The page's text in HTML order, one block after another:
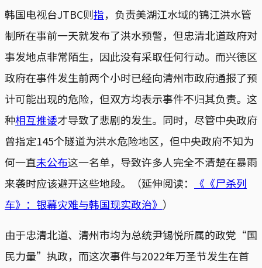
韩国电视台JTBC则指，负责美湖江水域的锦江洪水管
制所在事前一天就发布了洪水预警，但忠清北道政府对
事发地点非常陌生，因此没有采取任何行动。而兴徳区
政府在事件发生前两个小时已经向清州市政府通报了预
计可能出现的危险，但双方均表示事件不归其负责。这
种相互推诿才导致了悲剧的发生。同时，尽管中央政府
曾指定145个隧道为洪水危险地区，但中央政府不知为
何一直未公布这一名单，导致许多人完全不清楚在暴雨
来袭时应该避开这些地段。（延伸阅读：
《《尸杀列
车》：银幕灾难与韩国现实政治》 ）
由于忠清北道、清州市均为总统尹锡悦所属的政党“国
民力量”执政，而这次事件与2022年万圣节发生在首